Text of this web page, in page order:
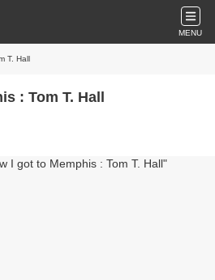
MENU
T. Hall
: Tom T. Hall